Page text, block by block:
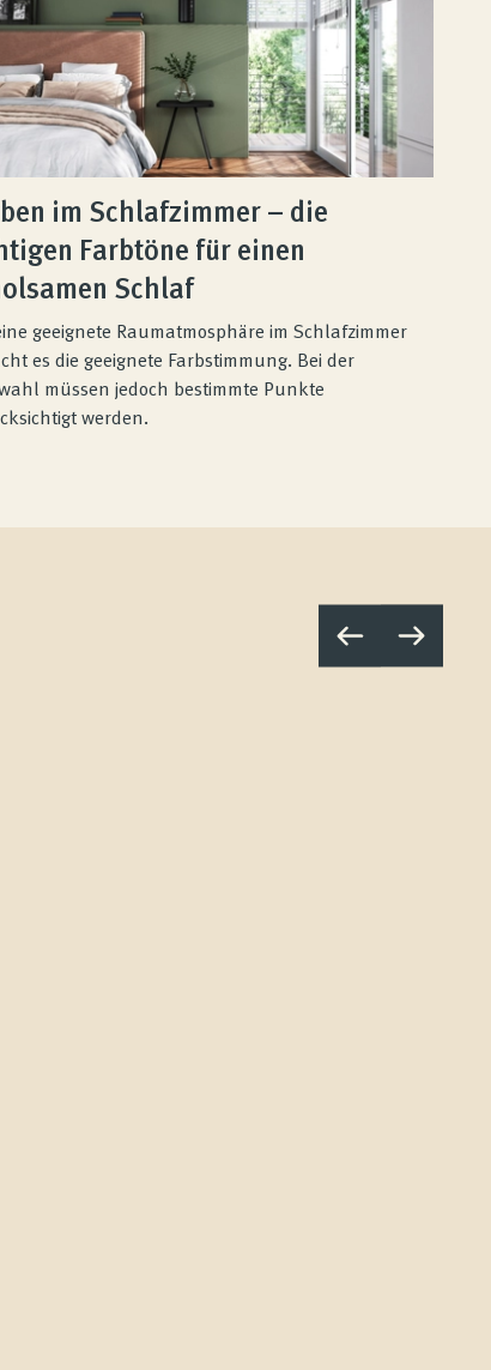
im Schlafzimmer – die
Farbtöne für einen
Schlaf
geeignete Raumatmosphäre im Schlafzimmer
es die geeignete Farbstimmung. Bei der
müssen jedoch bestimmte Punkte
werden.